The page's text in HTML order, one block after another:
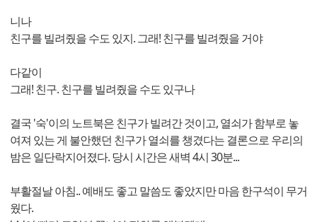
니나
친구를 빌려줬을 수도 있지. 그래! 친구를 빌려줬을 거야
다같이
그래! 친구. 친구를 빌려줬을 수도 있구나
결국 '숙'이의 노트북은 친구가 빌려간 것이고, 열쇠가 함부로 놓
여져 있는 게 불안했던 친구가 열쇠를 챙겼다는 결론으로 우리의
밤은 일단락지어졌다. 당시 시간은 새벽 4시 30분...
부활절날 아침.. 예배도 좋고 말씀도 좋았지만 마음 한구석이 무거
웠다.